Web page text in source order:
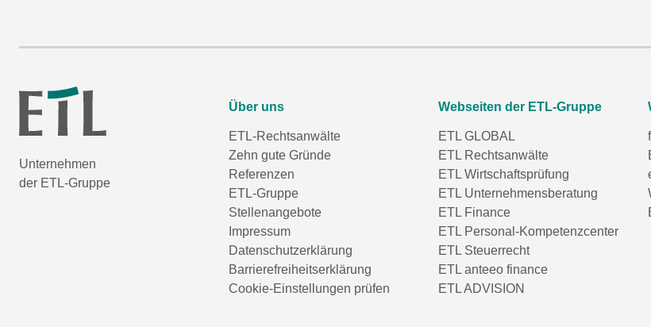
Unternehmen
der ETL-Gruppe
Über uns
ETL-Rechtsanwälte
Zehn gute Gründe
Referenzen
ETL-Gruppe
Stellenangebote
Impressum
Datenschutzerklärung
Barrierefreiheitserklärung
Cookie-Einstellungen prüfen
Webseiten der ETL-Gruppe
ETL GLOBAL
ETL Rechtsanwälte
ETL Wirtschaftsprüfung
ETL Unternehmensberatung
ETL Finance
ETL Personal-Kompetenzcenter
ETL Steuerrecht
ETL anteeo finance
ETL ADVISION